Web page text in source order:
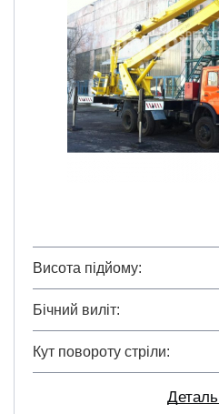
Висота підйому
Бічний виліт
Кут повороту стріли